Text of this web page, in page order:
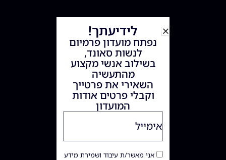
לידיעתך!
נפתח מועדון פרמיום
לנשות סאונד,
בשילוב אנשי מקצוע
מהתעשיה
השאירי את פרטייך
וקבלי פרטים אודות
המועדון
אני מאשר/ת עיבוד ושמירת מידע